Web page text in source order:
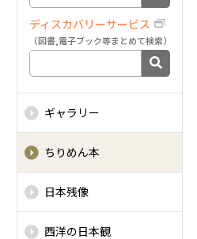
ディスカバリーサービス
（図書,電子ブック等まとめて検索）
ギャラリー
ちりめん本
日本残像
西洋の日本観